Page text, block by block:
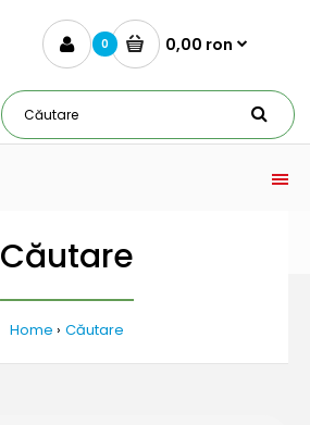
0 0,00 ron
Căutare
Home Căutare